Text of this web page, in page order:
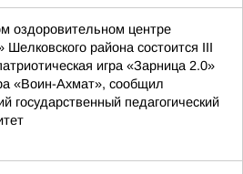
оздоровительном центре
Шелковского района состоится III
игра «Зарница 2.0»
«Воин-Ахмат», сообщил
государственный педагогический